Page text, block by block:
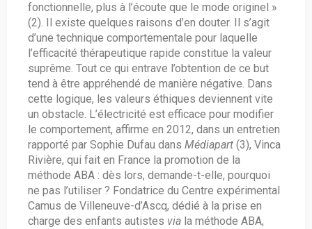
fonctionnelle, plus à l’écoute que le mode originel »
(2). Il existe quelques raisons d’en douter. Il s’agit
d’une technique comportementale pour laquelle
l’efficacité thérapeutique rapide constitue la valeur
suprême. Tout ce qui entrave l’obtention de ce but
tend à être appréhendé de manière négative. Dans
cette logique, les valeurs éthiques deviennent vite
un obstacle. L’électricité est efficace pour modifier
le comportement, affirme en 2012, dans un entretien
rapporté par Sophie Dufau dans Médiapart (3), Vinca
Rivière, qui fait en France la promotion de la
méthode ABA : dès lors, demande-t-elle, pourquoi
ne pas l’utiliser ? Fondatrice du Centre expérimental
Camus de Villeneuve-d’Ascq, dédié à la prise en
charge des enfants autistes via la méthode ABA,